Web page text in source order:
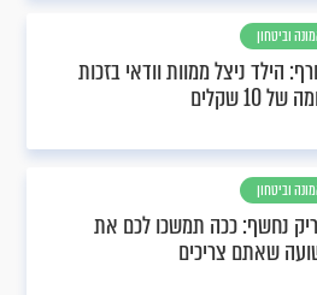
וביטחון
הילד ניצל ממוות וודאי בזכות
10 שקלים
וביטחון
נחשף: ככה תמשכו לכם את
שאתם צריכים